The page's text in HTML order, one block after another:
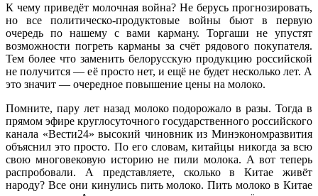
К чему приведёт молочная война? Не берусь прогнозировать,
но все политическо-продуктовые войны бьют в первую
очередь по нашему с вами карману. Торгаши не упустят
возможности погреть карманы за счёт рядового покупателя.
Тем более что заменить белорусскую продукцию российской
не получится — её просто нет, и ещё не будет несколько лет. А
это значит — очередное повышение цены на молоко.
Помните, пару лет назад молоко подорожало в разы. Тогда в
прямом эфире круглосуточного государственного российского
канала «Вести24» высокий чиновник из Минэкономразвития
объяснил это просто. По его словам, китайцы никогда за всю
свою многовековую историю не пили молока. А вот теперь
распробовали. А представляете, сколько в Китае живёт
народу? Все они кинулись пить молоко. Пить молоко в Китае